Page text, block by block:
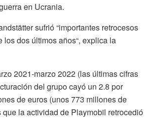
en Ucrania.
sufrió “importantes retrocesos
los dos últimos años“, explica la
2021-marzo 2022 (las últimas cifras
del grupo cayó un 2.8 por
de euros (unos 773 millones de
que la actividad de Playmobil retrocedió